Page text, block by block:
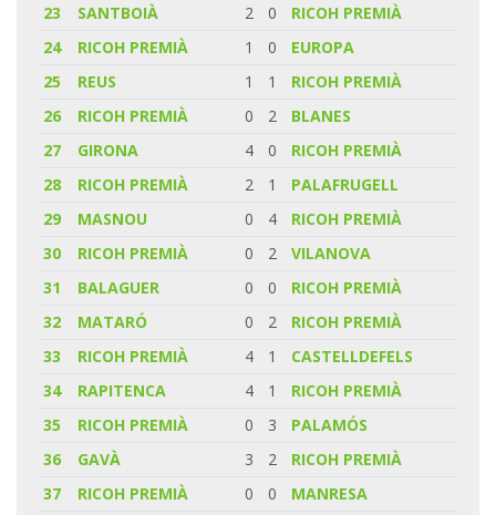
23
SANTBOIÀ 2 0
RICOH PREMIÀ
24
RICOH PREMIÀ 1 0
EUROPA
25
REUS 1 1
RICOH PREMIÀ
26
RICOH PREMIÀ 0 2
BLANES
27
GIRONA 4 0
RICOH PREMIÀ
28
RICOH PREMIÀ 2 1
PALAFRUGELL
29
MASNOU 0 4
RICOH PREMIÀ
30
RICOH PREMIÀ 0 2
VILANOVA
31
BALAGUER 0 0
RICOH PREMIÀ
32
MATARÓ 0 2
RICOH PREMIÀ
33
RICOH PREMIÀ 4 1
CASTELLDEFELS
34
RAPITENCA 4 1
RICOH PREMIÀ
35
RICOH PREMIÀ 0 3
PALAMÓS
36
GAVÀ 3 2
RICOH PREMIÀ
37
RICOH PREMIÀ 0 0
MANRESA